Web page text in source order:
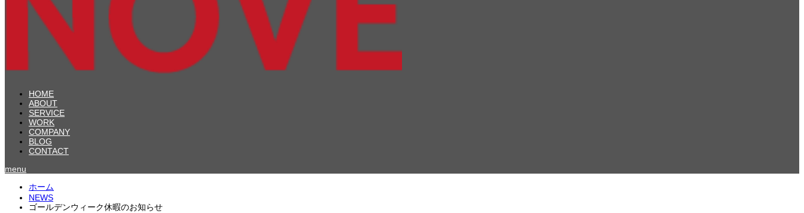
HOME
ABOUT
SERVICE
WORK
COMPANY
BLOG
CONTACT
menu
ホーム
NEWS
ゴールデンウィーク休暇のお知らせ